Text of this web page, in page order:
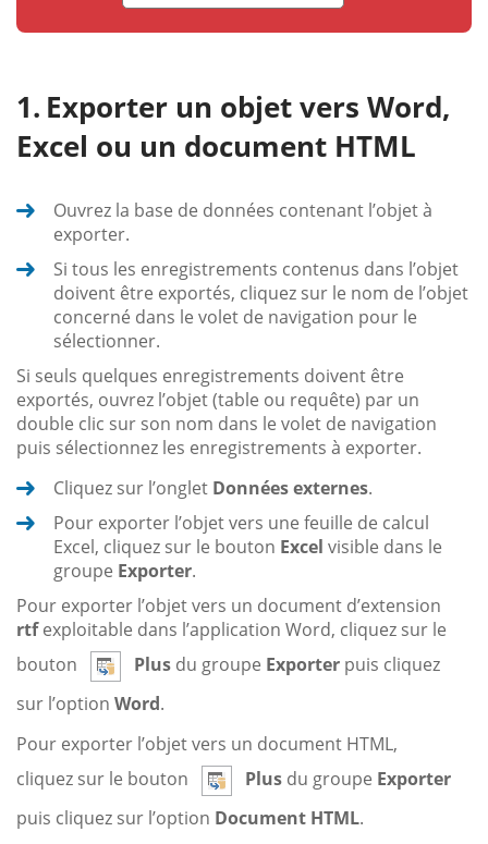
Exporter un objet vers Word,
Excel ou un document HTML
Ouvrez la base de données contenant l’objet à
exporter.
Si tous les enregistrements contenus dans l’objet
doivent être exportés, cliquez sur le nom de l’objet
concerné dans le volet de navigation pour le
sélectionner.
Si seuls quelques enregistrements doivent être
exportés, ouvrez l’objet (table ou requête) par un
double clic sur son nom dans le volet de navigation
puis sélectionnez les enregistrements à exporter.
Cliquez sur l’onglet Données externes.
Pour exporter l’objet vers une feuille de calcul
Excel, cliquez sur le bouton Excel visible dans le
groupe Exporter.
Pour exporter l’objet vers un document d’extension
rtfexploitable dans l’application Word, cliquez sur le
bouton
Plus du groupe Exporter puis cliquez
sur l’option Word.
Pour exporter l’objet vers un document HTML,
cliquez sur le bouton
Plus du groupe Exporter
puis cliquez sur l’option Document HTML.